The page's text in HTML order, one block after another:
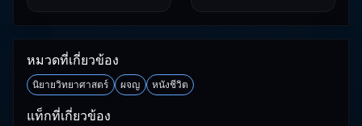
หมวดที่เกี่ยวข้อง
นิยายวิทยาศาสตร์ ผจญ หนังชีวิต
แท็กที่เกี่ยวข้อง